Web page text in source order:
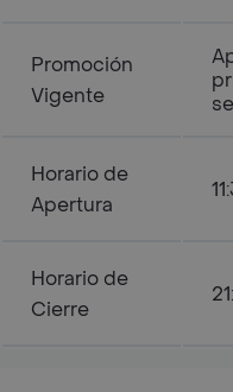
Promoción
Vigente
Horario de
Apertura
Horario de
Cierre